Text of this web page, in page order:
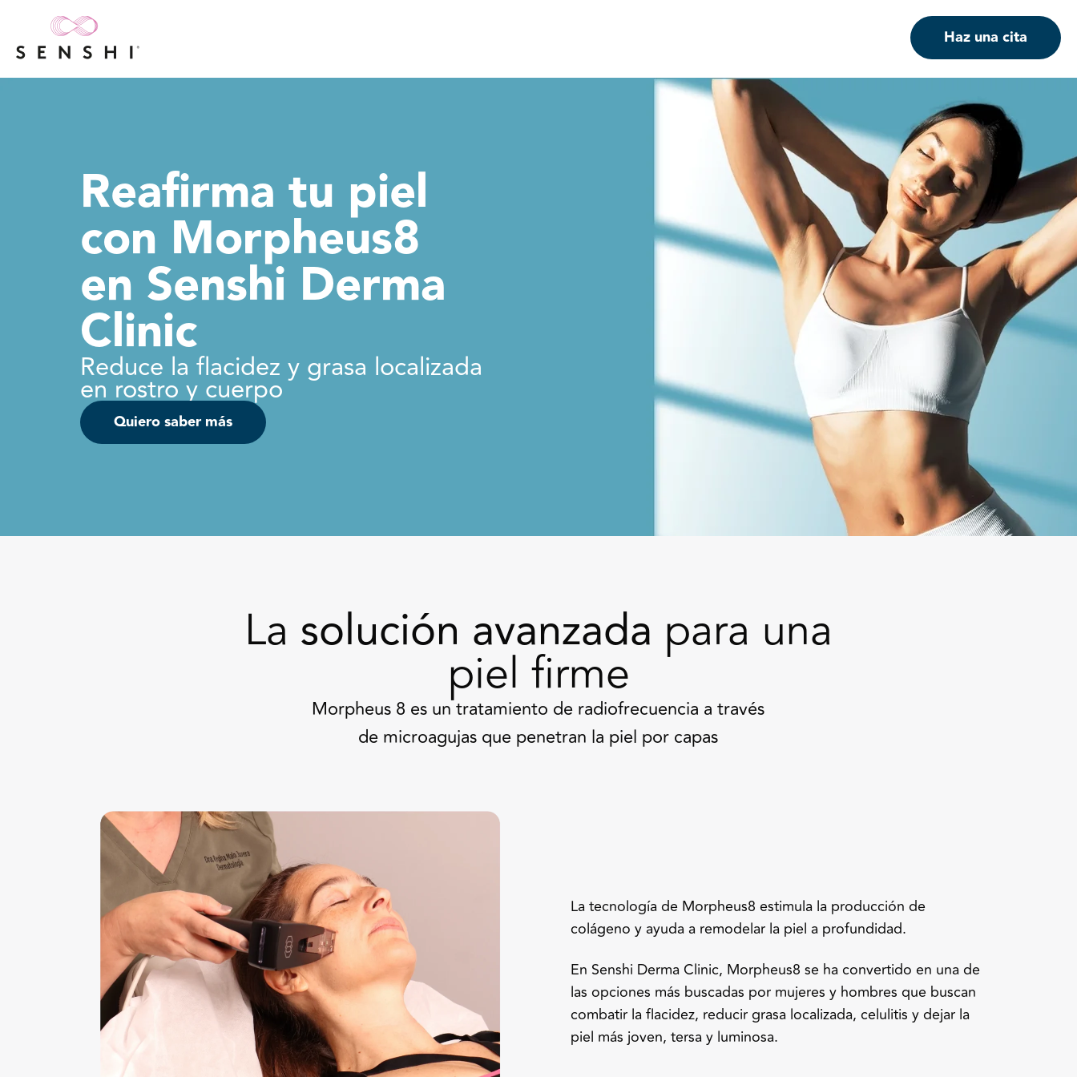
Haz una cita
Reafirma tu piel
con Morpheus8
en Senshi Derma
Clinic
Reduce la flacidez y grasa localizada
en rostro y cuerpo
Quiero saber más
La solución avanzada para una
piel firme
Morpheus 8 es un tratamiento de radiofrecuencia a través
de microagujas que penetran la piel por capas
La tecnología de Morpheus8 estimula la producción de
colágeno y ayuda a remodelar la piel a profundidad.
En Senshi Derma Clinic, Morpheus8 se ha convertido en una de
las opciones más buscadas por mujeres y hombres que buscan
combatir la flacidez, reducir grasa localizada, celulitis y dejar la
piel más joven, tersa y luminosa.